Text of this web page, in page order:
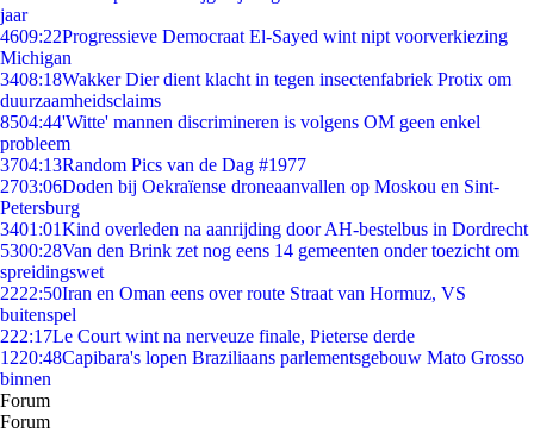
jaar
4609:22Progressieve Democraat El-Sayed wint nipt voorverkiezing
Michigan
3408:18Wakker Dier dient klacht in tegen insectenfabriek Protix om
duurzaamheidsclaims
8504:44'Witte' mannen discrimineren is volgens OM geen enkel
probleem
3704:13Random Pics van de Dag #1977
2703:06Doden bij Oekraïense droneaanvallen op Moskou en Sint-
Petersburg
3401:01Kind overleden na aanrijding door AH-bestelbus in Dordrecht
5300:28Van den Brink zet nog eens 14 gemeenten onder toezicht om
spreidingswet
2222:50Iran en Oman eens over route Straat van Hormuz, VS
buitenspel
222:17Le Court wint na nerveuze finale, Pieterse derde
1220:48Capibara's lopen Braziliaans parlementsgebouw Mato Grosso
binnen
Forum
Forum